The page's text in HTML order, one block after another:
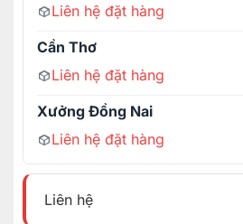
Liên hệ đặt hàng
Cần Thơ
Liên hệ đặt hàng
Xưởng Đồng Nai
Liên hệ đặt hàng
Liên hệ